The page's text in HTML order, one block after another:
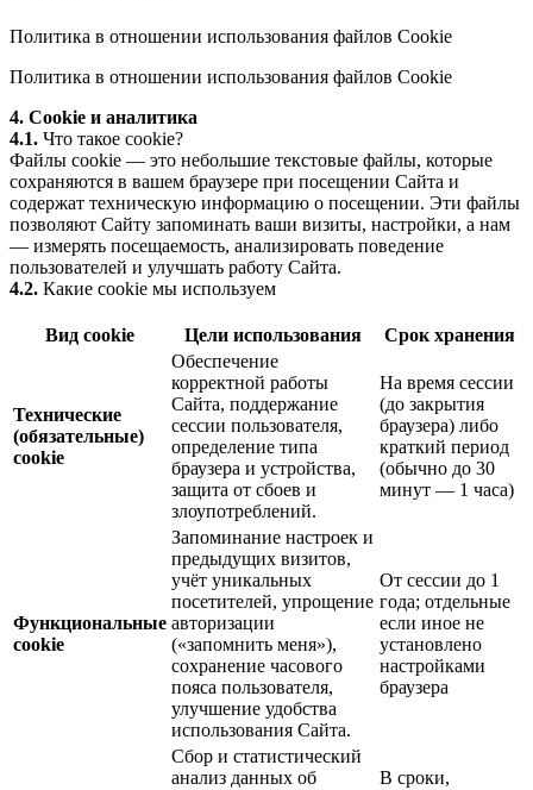
Политика в отношении использования файлов Cookie
Политика в отношении использования файлов Cookie
4. Cookie и аналитика
4.1. Что такое cookie?
Файлы cookie — это небольшие текстовые файлы, которые
сохраняются в вашем браузере при посещении Сайта и
содержат техническую информацию о посещении. Эти файлы
позволяют Сайту запоминать ваши визиты, настройки, а нам
— измерять посещаемость, анализировать поведение
пользователей и улучшать работу Сайта.
4.2. Какие cookie мы используем
Вид cookie Цели использования Срок хранения
Технические
(обязательные)
cookie
Обеспечение
корректной работы
Сайта, поддержание
сессии пользователя,
определение типа
браузера и устройства,
защита от сбоев и
злоупотреблений.
На время сессии
(до закрытия
браузера) либо
краткий период
(обычно до 30
минут — 1 часа)
Функциональные
cookie
Запоминание настроек и
предыдущих визитов,
учёт уникальных
посетителей, упрощение
авторизации
(«запомнить меня»),
сохранение часового
пояса пользователя,
улучшение удобства
использования Сайта.
От сессии до 1
года; отдельные
если иное не
установлено
настройками
браузера
Сбор и статистический
анализ данных об
В сроки,